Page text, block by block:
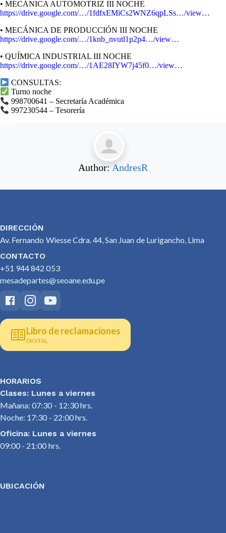
• MECÁNICA AUTOMOTRIZ III NOCHE
https://drive.google.com/…/1fdfxEMiCs2WNZ6qpLSs…/view…
• MECÁNICA DE PRODUCCIÓN III NOCHE
https://drive.google.com/…/1knb_nvutl1p2p4…/view…
• QUÍMICA INDUSTRIAL III NOCHE
https://drive.google.com/…/1AE28IYW7j45f0…/view…
CONSULTAS:
Turno noche
998700641 – Secretaría Académica
997230544 – Tesorería
Author: AndresR
DIRECCIÓN
Av. Fernando Wiesse Cdra. 44, San Juan de Lurigancho, Lima
CONTACTO
+51 944 842 053
mesadepartes@seoane.edu.pe
Libro de reclamaciones
DIGITAL
HORARIOS
Clases: Lunes a viernes
Mañana: 07:30 - 12:30 hrs.
Noche: 17:30 - 22:00 hrs.
Oficina: Lunes a viernes
09:00 - 21:00 hrs.
UBICACIÓN